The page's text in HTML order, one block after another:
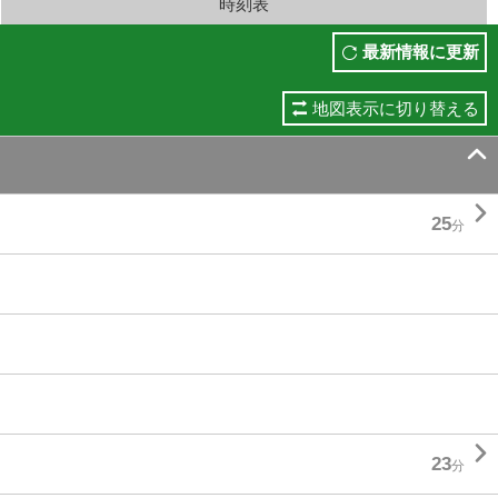
時刻表
最新情報に更新
地図表示に切り替える

25分 
23分 